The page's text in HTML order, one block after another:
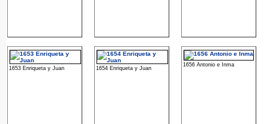
1653 Enriqueta y Juan 1654 Enriqueta y Juan
1656 Antonio e Inma